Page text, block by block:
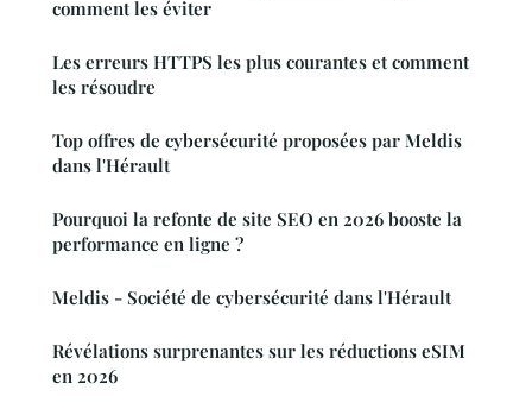
comment les éviter
Les erreurs HTTPS les plus courantes et comment
les résoudre
Top offres de cybersécurité proposées par Meldis
dans l'Hérault
Pourquoi la refonte de site SEO en 2026 booste la
performance en ligne ?
Meldis - Société de cybersécurité dans l'Hérault
Révélations surprenantes sur les réductions eSIM
en 2026